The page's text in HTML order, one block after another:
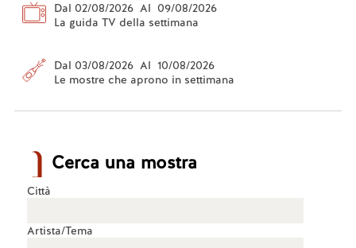
Dal 02/08/2026 Al 09/08/2026
La guida TV della settimana
Dal 03/08/2026 Al 10/08/2026
Le mostre che aprono in settimana
Cerca una mostra
Città
Artista/Tema